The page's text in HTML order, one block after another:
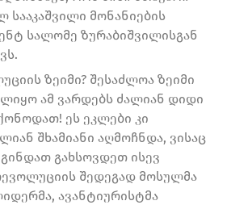
სააკაშვილი მონანიების
სალომე ზურაბიშვილისგან
ზეიმი? შესაძლოა ზეიმი
ამ ვარდებს ძალიან დიდი
ეს ეკლები კი
შხამიანი აღმოჩნდა, ვისაც
გახსოვდეთ ისევ
შედეგად მოსულმა
ავანტიურისტმა